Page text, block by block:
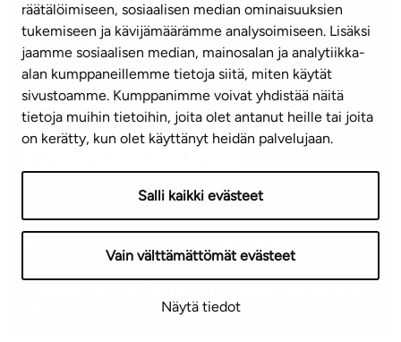
räätälöimiseen, sosiaalisen median ominaisuuksien
tukemiseen ja kävijämäärämme analysoimiseen. Lisäksi
jaamme sosiaalisen median, mainosalan ja analytiikka-
alan kumppaneillemme tietoja siitä, miten käytät
sivustoamme. Kumppanimme voivat yhdistää näitä
tietoja muihin tietoihin, joita olet antanut heille tai joita
on kerätty, kun olet käyttänyt heidän palvelujaan.
Salli kaikki evästeet
Vain välttämättömät evästeet
Näytä tiedot
info@ta.fi
Nyhetsbrev (på finska)